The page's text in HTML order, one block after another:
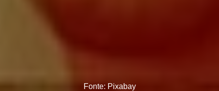
Fonte: Pixabay